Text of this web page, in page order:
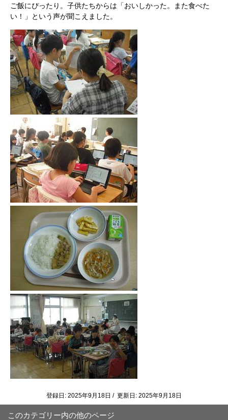
ご飯にぴったり。子供たちからは「おいしかった。また食べた
い！」という声が聞こえました。
登録日: 2025年9月18日 / 更新日: 2025年9月18日
このカテゴリー内の他のページ